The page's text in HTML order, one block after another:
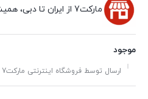
مارکت7 از ایران تا دبی، همیشه در کنار شما!
موجود
ارسال توسط فروشگاه اینترنتی مارکت7